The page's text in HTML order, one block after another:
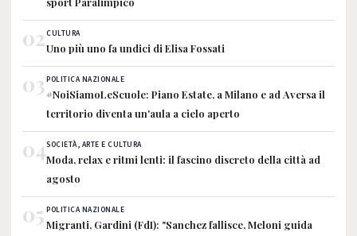
02CULTURA
Uno più uno fa undici di Elisa Fossati
03POLITICA NAZIONALE
#NoiSiamoLeScuole: Piano Estate, a Milano e ad Aversa il
territorio diventa un'aula a cielo aperto
04SOCIETÀ, ARTE E CULTURA
Moda, relax e ritmi lenti: il fascino discreto della città ad
agosto
05 POLITICA NAZIONALE
Migranti, Gardini (FdI): "Sanchez fallisce, Meloni guida